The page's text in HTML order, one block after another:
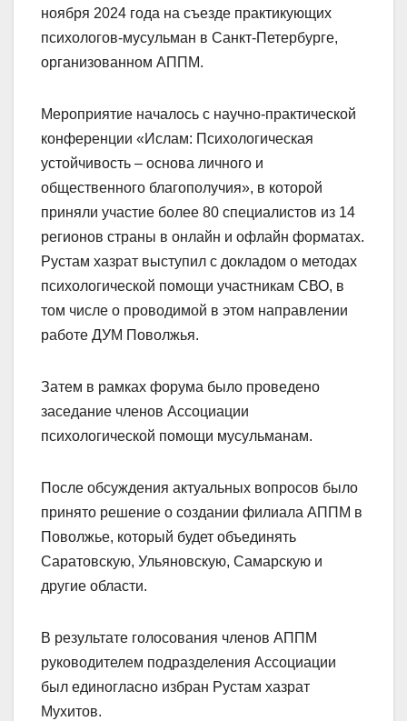
ноября 2024 года на съезде практикующих
психологов-мусульман в Санкт-Петербурге,
организованном АППМ.
Мероприятие началось с научно-практической
конференции «Ислам: Психологическая
устойчивость – основа личного и
общественного благополучия», в которой
приняли участие более 80 специалистов из 14
регионов страны в онлайн и офлайн форматах.
Рустам хазрат выступил с докладом о методах
психологической помощи участникам СВО, в
том числе о проводимой в этом направлении
работе ДУМ Поволжья.
Затем в рамках форума было проведено
заседание членов Ассоциации
психологической помощи мусульманам.
После обсуждения актуальных вопросов было
принято решение о создании филиала АППМ в
Поволжье, который будет объединять
Саратовскую, Ульяновскую, Самарскую и
другие области.
В результате голосования членов АППМ
руководителем подразделения Ассоциации
был единогласно избран Рустам хазрат
Мухитов.